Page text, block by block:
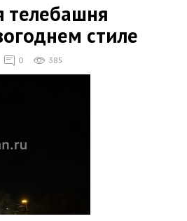
телебашня
стиле
0 385